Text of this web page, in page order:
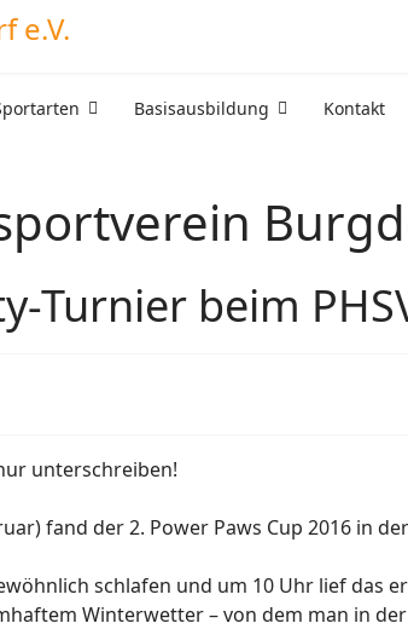
Basisausbildung Kontakt
Turnier beim
unterschreiben!
fand der 2. Power Paws Cup 2016 in
schlafen und um 10 Uhr lief das
Winterwetter – von dem man in